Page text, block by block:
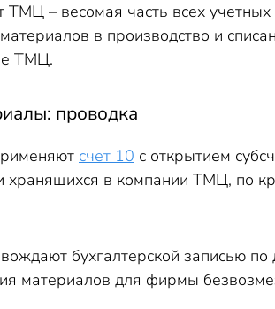
ТМЦ – весомая часть всех
в производство и
ТМЦ.
проводка
счет 10 с открытием
хранящихся в компании ТМЦ, по
бухгалтерской записью по
материалов для фирмы